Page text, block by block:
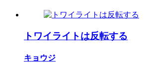
トワイライトは反転する
キョウジ